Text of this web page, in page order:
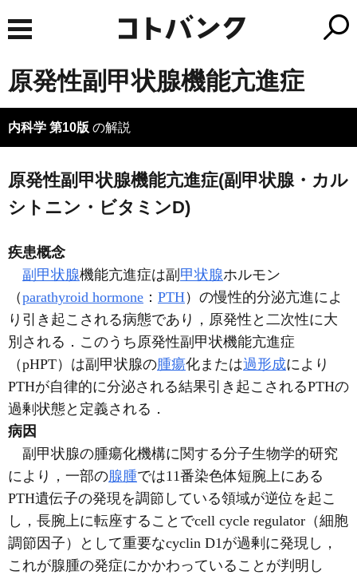
原発性副甲状腺機能亢進症
内科学 第10版 の解説
原発性副甲状腺機能亢進症(副甲状腺・カル
シトニン・ビタミンD)
疾患概念
副甲状腺機能亢進症は副 甲状腺ホルモン
（parathyroid hormone ： PTH）の慢性的分泌亢進によ
り引き起こされる病態であり，原発性と二次性に大
別される．このうち原発性副甲状機能亢進症
（pHPT）は副甲状腺の腫瘍化または過形成により
PTHが自律的に分泌される結果引き起こされるPTHの
過剰状態と定義される．
病因
副甲状腺の腫瘍化機構に関する分子生物学的研究
により，一部の腺腫では11番染色体短腕上にある
PTH遺伝子の発現を調節している領域が逆位を起こ
し，長腕上に転座することでcell cycle regulator（細胞
調節因子）として重要なcyclin D1が過剰に発現し，
これが腺腫の発症にかかわっていることが判明し